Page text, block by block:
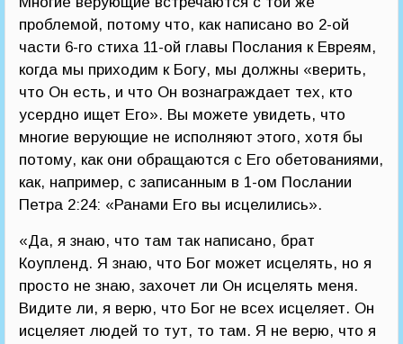
проблемой, потому что, как написано во 2-ой
части 6-го стиха 11-ой главы Послания к Евреям,
когда мы приходим к Богу, мы должны «верить,
что Он есть, и что Он вознаграждает тех, кто
усердно ищет Его». Вы можете увидеть, что
многие верующие не исполняют этого, хотя бы
потому, как они обращаются с Его обетованиями,
как, например, с записанным в 1-ом Послании
Петра 2:24: «Ранами Его вы исцелились».
«Да, я знаю, что там так написано, брат
Коупленд. Я знаю, что Бог может исцелять, но я
просто не знаю, захочет ли Он исцелять меня.
Видите ли, я верю, что Бог не всех исцеляет. Он
исцеляет людей то тут, то там. Я не верю, что я